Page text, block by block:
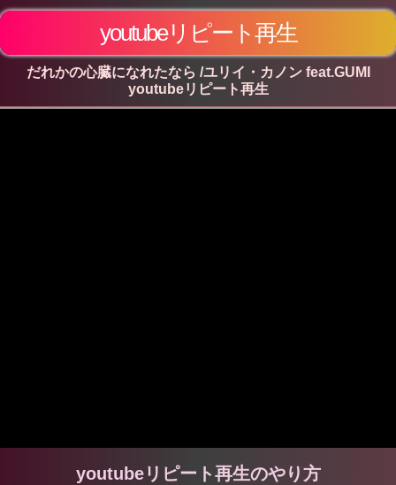
youtubeリピート再生
だれかの心臓になれたなら /ユリイ・カノン feat.GUMI
youtubeリピート再生
youtubeリピート再生のやり方